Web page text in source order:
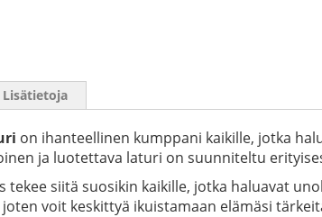
on ihanteellinen kumppani kaikille, jotka
ja luotettava laturi on suunniteltu
tekee siitä suosikin kaikille, jotka haluavat
voit keskittyä ikuistamaan elämäsi
Lisätietoja